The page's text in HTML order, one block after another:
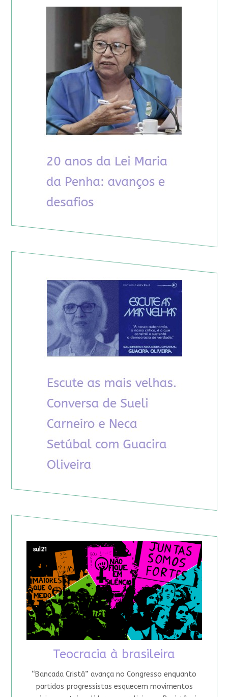
Teocracia à brasileira
“Bancada Cristã” avança no Congresso enquanto
partidos progressistas esquecem movimentos